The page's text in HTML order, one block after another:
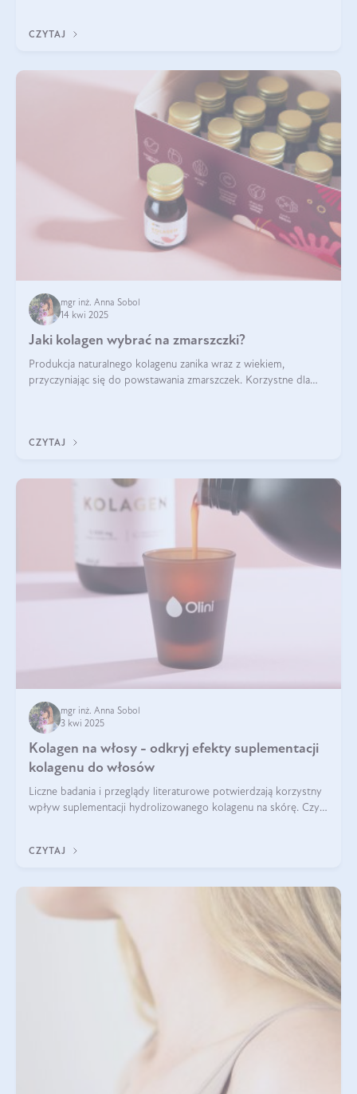
CZYTAJ
mgr inż. Anna Sobol
14 kwi 2025
Jaki kolagen wybrać na zmarszczki?
Produkcja naturalnego kolagenu zanika wraz z wiekiem,
przyczyniając się do powstawania zmarszczek. Korzystne dla
CZYTAJ
mgr inż. Anna Sobol
3 kwi 2025
Kolagen na włosy - odkryj efekty suplementacji
kolagenu do włosów
Liczne badania i przeglądy literaturowe potwierdzają korzystny
wpływ suplementacji hydrolizowanego kolagenu na skórę. Czy
CZYTAJ